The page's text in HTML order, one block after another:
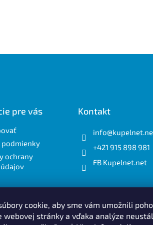
cookie, aby sme vám umožnili
webovej stránky a vďaka analýze
pre vás
podmienky
ochrany
Kontakt
info@
+421 915 898 981
FB Kupelnet.net